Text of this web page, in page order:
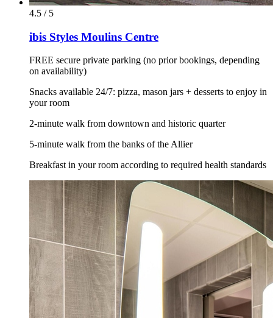
4.5 / 5
ibis Styles Moulins Centre
FREE secure private parking (no prior bookings, depending
on availability)
Snacks available 24/7: pizza, mason jars + desserts to enjoy in
your room
2-minute walk from downtown and historic quarter
5-minute walk from the banks of the Allier
Breakfast in your room according to required health standards